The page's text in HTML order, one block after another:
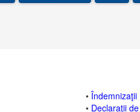
•
• Declaraţii